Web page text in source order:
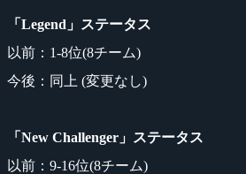
「Legend」ステータス
以前：1-8位(8チーム)
今後：同上 (変更なし)
「New Challenger」ステータス
以前：9-16位(8チーム)